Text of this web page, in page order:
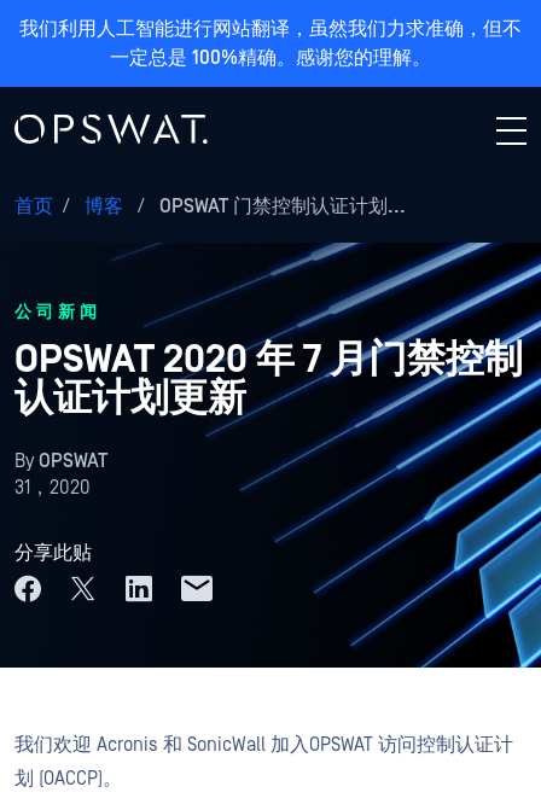
我们利用人工智能进行网站翻译，虽然我们力求准确，但不
一定总是 100%精确。感谢您的理解。
首页 / 博客 / OPSWAT 门禁控制认证计划...
公司新闻
OPSWAT 2020 年 7 月门禁控制
认证计划更新
ByOPSWAT
31，2020
分享此贴
我们欢迎 Acronis 和 SonicWall 加入OPSWAT 访问控制认证计
划 (OACCP)。